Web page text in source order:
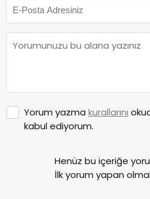
Yorum yazma kurallarını
kabul ediyorum.
Henüz bu içeriğe
İlk yorum yapan